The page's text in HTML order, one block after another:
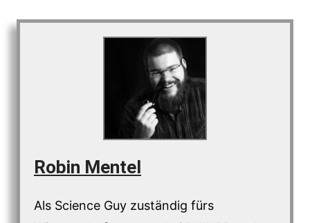
Robin Mentel
Als Science Guy zuständig fürs